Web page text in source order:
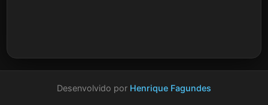
Desenvolvido por Henrique Fagundes